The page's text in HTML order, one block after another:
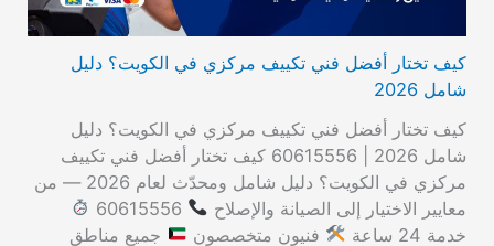
كيف تختار أفضل فني تكييف مركزي في الكويت؟ دليل
شامل 2026
كيف تختار أفضل فني تكييف مركزي في الكويت؟ دليل
شامل 2026 | 60615556 كيف تختار أفضل فني تكييف
مركزي في الكويت؟ دليل شامل ومحدّث لعام 2026 — من
معايير الاختيار إلى الصيانة والإصلاح
خدمة 24 ساعة
فنيون متخصصون
جميع مناطق